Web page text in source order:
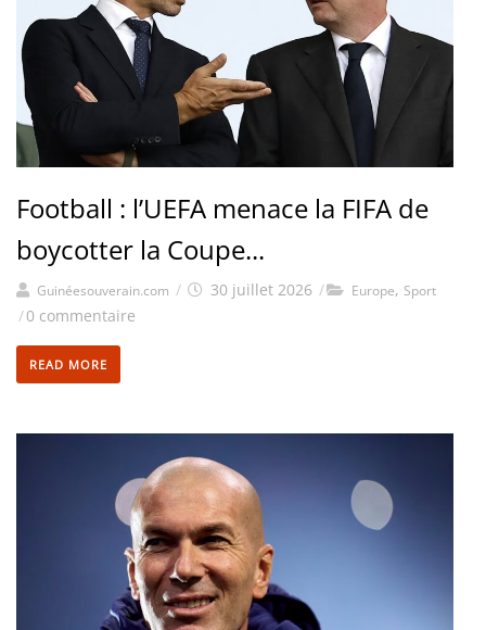
Football : l’UEFA menace la FIFA de
boycotter la Coupe...
Guinéesouverain.com / 30 juillet 2026 / Europe, Sport
/0 commentaire
READ MORE